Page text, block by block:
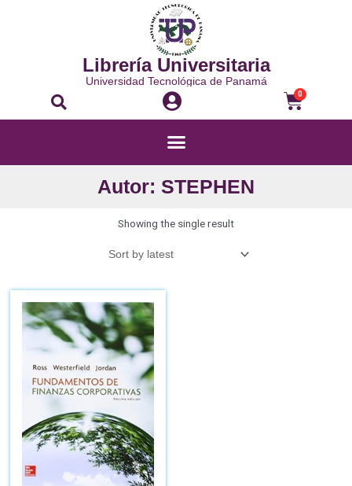
Librería Universitaria
Universidad Tecnológica de Panamá
0
Autor: STEPHEN
Showing the single result